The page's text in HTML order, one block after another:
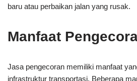
baru atau perbaikan jalan yang rusak.
Manfaat
Jasa pengecoran memiliki manfaat
infrastruktur transportasi. Beberapa